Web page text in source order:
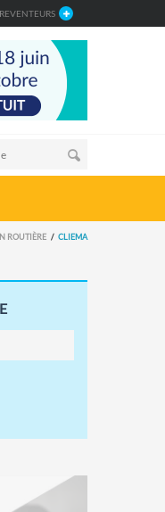
ROUTIÈRE CLIEMA